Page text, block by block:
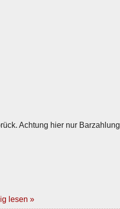
Achtung hier nur Barzahlung
lesen »